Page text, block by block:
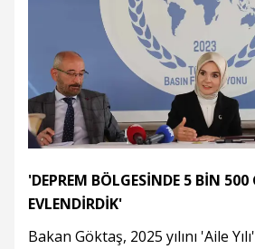
'DEPREM BÖLGESİNDE 5 BİN
EVLENDİRDİK'
Bakan Göktaş, 2025 yılını 'Aile